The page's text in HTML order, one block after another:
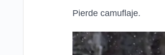
Pierde camuflaje.